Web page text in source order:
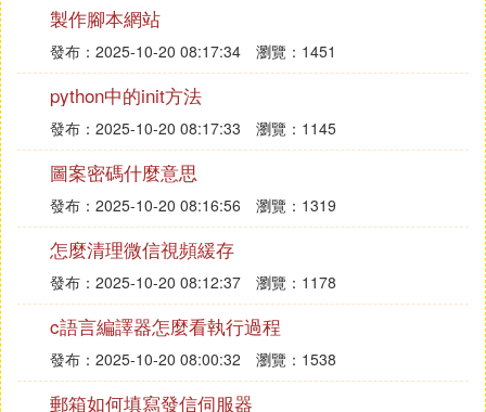
製作腳本網站
發布：2025-10-20 08:17:34 瀏覽：1451
python中的init方法
發布：2025-10-20 08:17:33 瀏覽：1145
圖案密碼什麼意思
發布：2025-10-20 08:16:56 瀏覽：1319
怎麼清理微信視頻緩存
發布：2025-10-20 08:12:37 瀏覽：1178
c語言編譯器怎麼看執行過程
發布：2025-10-20 08:00:32 瀏覽：1538
郵箱如何填寫發信伺服器